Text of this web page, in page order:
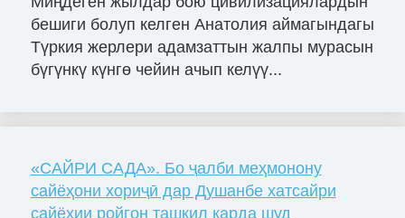
бешиги болуп келген Анатолия аймагындагы
Түркия жерлери адамзаттын жалпы мурасын
бүгүнкү күнгө чейин ачып келүү...
«САЙРИ САДА». Бо ҷалби меҳмонону
сайёҳони хориҷӣ дар Душанбе хатсайри
сайёҳии ройгон ташкил карда шуд